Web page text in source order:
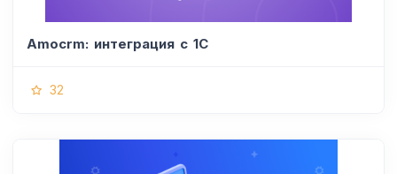
Amocrm: интеграция с 1С
32